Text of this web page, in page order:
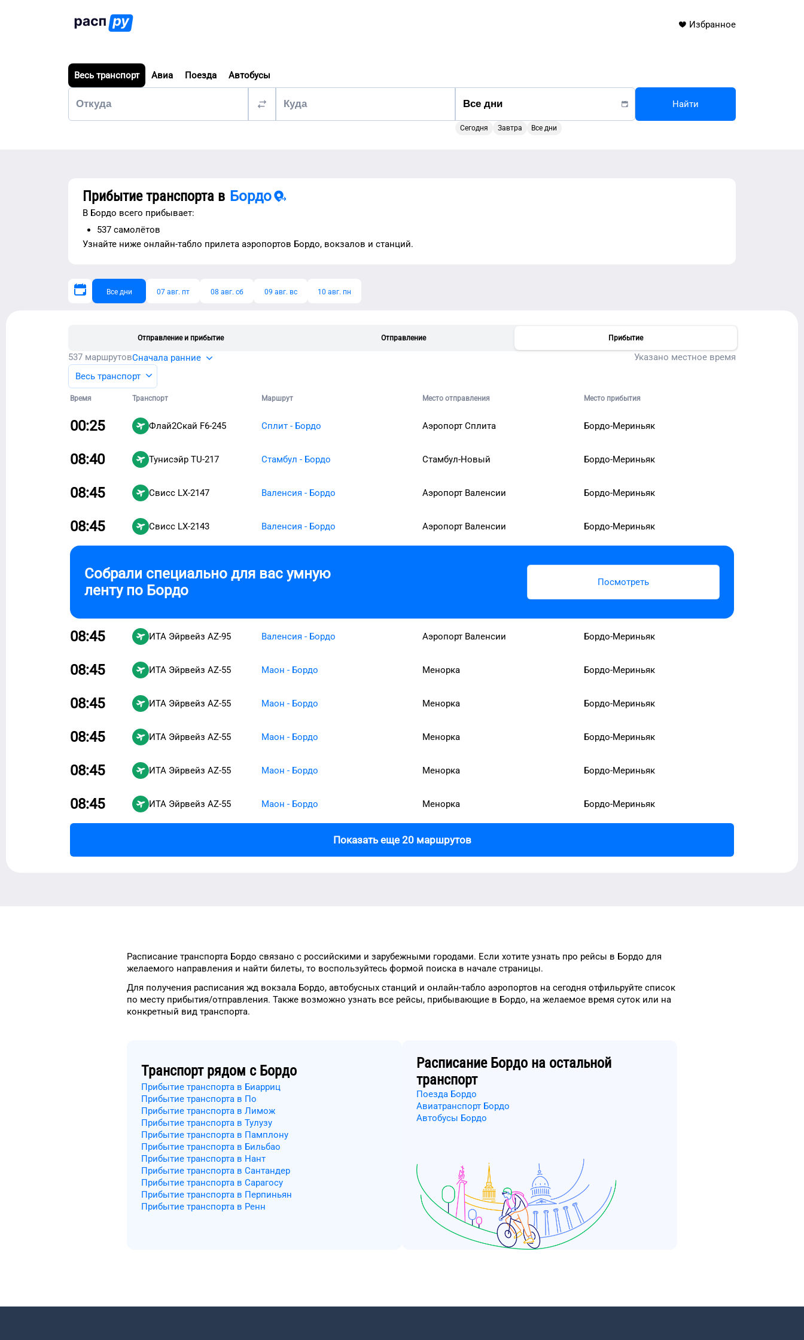
Избранное
Весь транспорт Авиа Поезда Автобусы
Сегодня Завтра Все дни
Найти
Прибытие транспорта в Бордо
В Бордо всего прибывает:
537 самолётов
Узнайте ниже онлайн-табло прилета аэропортов Бордо, вокзалов и станций.
Все дни 07 авг. пт 08 авг. сб 09 авг. вс 10 авг. пн
Отправление и прибытие Отправление Прибытие
537 маршрутовСначала ранние
Указано местное время
Весь транспорт
Время Транспорт Маршрут Место отправления Место прибытия
00:25 Флай2Скай F6-245 Сплит - Бордо Аэропорт Сплита Бордо-Мериньяк
08:40 Тунисэйр TU-217 Стамбул - Бордо Стамбул-Новый Бордо-Мериньяк
08:45 Свисс LX-2147 Валенсия - Бордо Аэропорт Валенсии Бордо-Мериньяк
08:45 Свисс LX-2143 Валенсия - Бордо Аэропорт Валенсии Бордо-Мериньяк
Собрали специально для вас умную
ленту по Бордо Посмотреть
08:45 ИТА Эйрвейз AZ-95 Валенсия - Бордо Аэропорт Валенсии Бордо-Мериньяк
08:45 ИТА Эйрвейз AZ-55 Маон - Бордо Менорка Бордо-Мериньяк
08:45 ИТА Эйрвейз AZ-55 Маон - Бордо Менорка Бордо-Мериньяк
08:45 ИТА Эйрвейз AZ-55 Маон - Бордо Менорка Бордо-Мериньяк
08:45 ИТА Эйрвейз AZ-55 Маон - Бордо Менорка Бордо-Мериньяк
08:45 ИТА Эйрвейз AZ-55 Маон - Бордо Менорка Бордо-Мериньяк
Показать еще 20 маршрутов
Расписание транспорта Бордо связано с российскими и зарубежными городами. Если хотите узнать про рейсы в Бордо для
желаемого направления и найти билеты, то воспользуйтесь формой поиска в начале страницы.
Для получения расписания жд вокзала Бордо, автобусных станций и онлайн-табло аэропортов на сегодня отфильруйте список
по месту прибытия/отправления. Также возможно узнать все рейсы, прибывающие в Бордо, на желаемое время суток или на
конкретный вид транспорта.
Транспорт рядом с Бордо
Прибытие транспорта в Биарриц
Прибытие транспорта в По
Прибытие транспорта в Лимож
Прибытие транспорта в Тулузу
Прибытие транспорта в Памплону
Прибытие транспорта в Бильбао
Прибытие транспорта в Нант
Прибытие транспорта в Сантандер
Прибытие транспорта в Сарагосу
Прибытие транспорта в Перпиньян
Прибытие транспорта в Ренн
Расписание Бордо на остальной
транспорт
Поезда Бордо
Авиатранспорт Бордо
Автобусы Бордо